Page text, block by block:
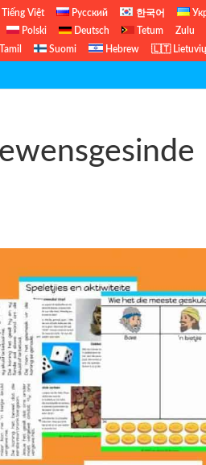
Tiếng Việt Русский 한국어
Polski Deutsch Tetum Zulu
Tamil Suomi Hebrew 🇱🇹 Lietuvių
Ou